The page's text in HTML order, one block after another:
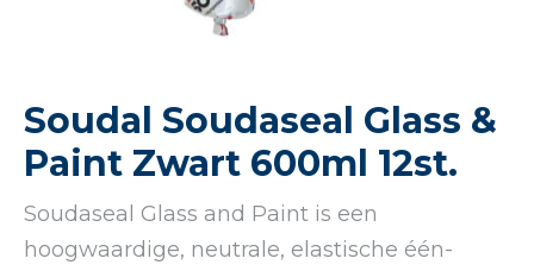
Soudal Soudaseal Glass &
Paint Zwart 600ml 12st.
Soudaseal Glass and Paint is een
hoogwaardige, neutrale, elastische één-